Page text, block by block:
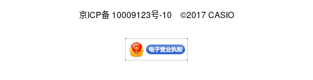
京ICP备 10009123号-10 ©2017 CASIO